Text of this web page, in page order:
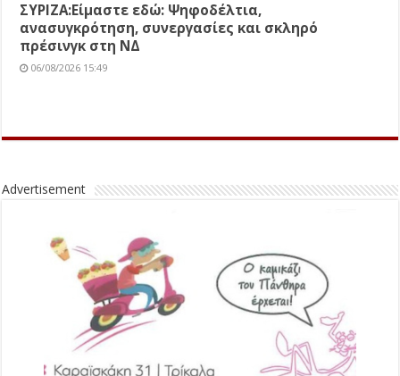
ΣΥΡΙΖΑ:Είμαστε εδώ: Ψηφοδέλτια,
ανασυγκρότηση, συνεργασίες και σκληρό
πρέσινγκ στη ΝΔ
06/08/2026 15:49
Advertisement